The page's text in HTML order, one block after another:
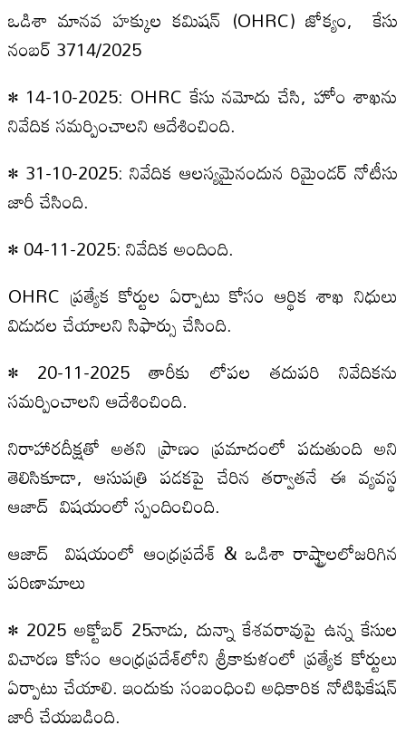
ఒడిశా మానవ హక్కుల కమిషన్‌ (OHRC) జోక్యం, కేసు
నంబర్‌ 3714/2025
• 14-10-2025: OHRC కేసు నమోదు చేసి, హోం శాఖను
నివేదిక సమర్పించాలని ఆదేశించింది.
• 31-10-2025: నివేదిక ఆలస్యమైనందున రిమైండర్‌ నోటీసు
జారీ చేసింది.
• 04-11-2025: నివేదిక అందింది.
OHRC ప్రత్యేక కోర్టుల ఏర్పాటు కోసం ఆర్థిక శాఖ నిధులు
విడుదల చేయాలని సిఫార్సు చేసింది.
• 20-11-2025 తారీకు లోపల తదుపరి నివేదికను
సమర్పించాలని ఆదేశించింది.
నిరాహారదీక్షతో అతని ప్రాణం ప్రమాదంలో పడుతుంది అని
తెలిసికూడా, ఆసుపత్రి పడకపై చేరిన తర్వాతనే ఈ వ్యవస్థ
ఆజాద్ విషయంలో స్పందించింది.
ఆజాద్ విషయంలో ఆంధ్రప్రదేశ్‌ & ఒడిశా రాష్ట్రాలలోజరిగిన
పరిణామాలు
• 2025 అక్టోబర్‌ 25నాడు, దున్నా కేశవరావుపై ఉన్న కేసుల
విచారణ కోసం ఆంధ్రప్రదేశ్‌లోని శ్రీకాకుళంలో ప్రత్యేక కోర్టులు
ఏర్పాటు చేయాలి. ఇందుకు సంబంధించి అధికారిక నోటిఫికేషన్‌
జారీ చేయబడింది.